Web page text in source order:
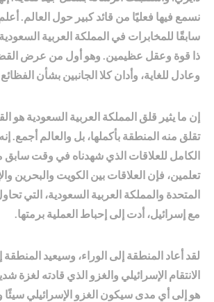
نسمع فيها فعليًا من قائد كبير حول العالم.
سابقًا للمخابرات في المملكة العربية
ذا قوة وعقل عظيمين. وهو أول من عرض
وعادل للغاية، وأدان كلا الجانبين بشأن
إن ما يثير قلق المملكة العربية السعودية هو
تقلق منه المنطقة بأكملها، بل والعالم أجمع.
الكامل للعلاقات الذي شهدناه في وقت سابق
تعلمين، فإن العلاقات بين الكويت والبحرين
المتحدة والمملكة العربية السعودية، التي
مع إسرائيل، أدت إلى إحباط العملية برمتها.
لقد أعاد المنطقة إلى الوراء، وسيعيد المنطقة
الانتقام الإسرائيلي والغزو الذي قادته لغزة
هو إلى أي مدى سيكون الغزو الإسرائيلي